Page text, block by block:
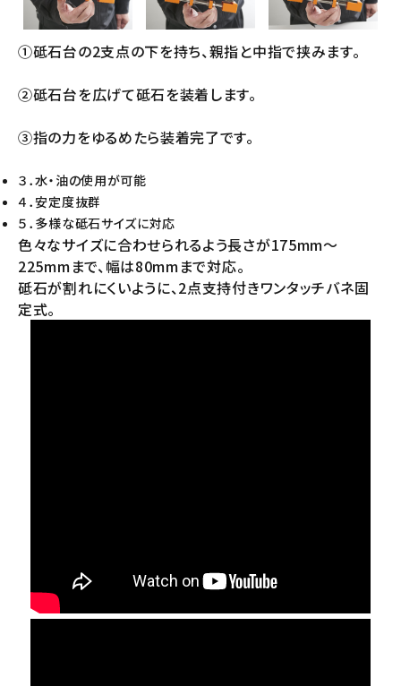
①砥石台の2支点の下を持ち、親指と中指で挟みます。
②砥石台を広げて砥石を装着します。
③指の力をゆるめたら装着完了です。
３．水・油の使用が可能
４．安定度抜群
５．多様な砥石サイズに対応
色々なサイズに合わせられるよう長さが175mm～
225mmまで、幅は80mmまで対応。
砥石が割れにくいように、2点支持付きワンタッチバネ固
定式。